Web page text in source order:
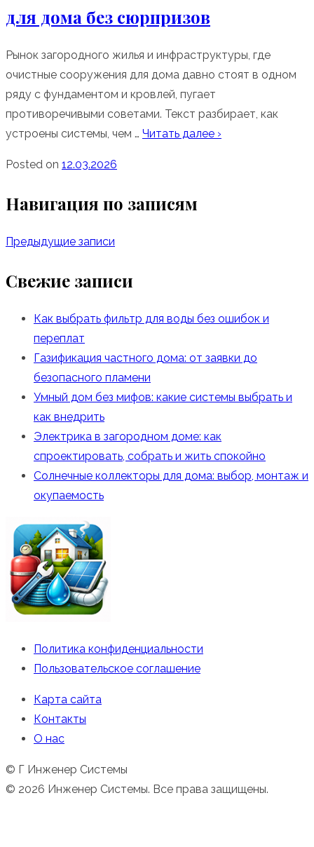
для дома без сюрпризов
Рынок загородного жилья и инфраструктуры, где
очистные сооружения для дома давно стоят в одном
ряду с фундаментом и кровлей, пугает
противоречивыми советами. Текст разбирает, как
устроены системы, чем … Читать далее ›
Posted on 12.03.2026
Навигация по записям
Предыдущие записи
Свежие записи
Как выбрать фильтр для воды без ошибок и
переплат
Газификация частного дома: от заявки до
безопасного пламени
Умный дом без мифов: какие системы выбрать и
как внедрить
Электрика в загородном доме: как
спроектировать, собрать и жить спокойно
Солнечные коллекторы для дома: выбор, монтаж и
окупаемость
Политика конфиденциальности
Пользовательское соглашение
Карта сайта
Контакты
О нас
© Г Инженер Системы
© 2026 Инженер Системы. Все права защищены.